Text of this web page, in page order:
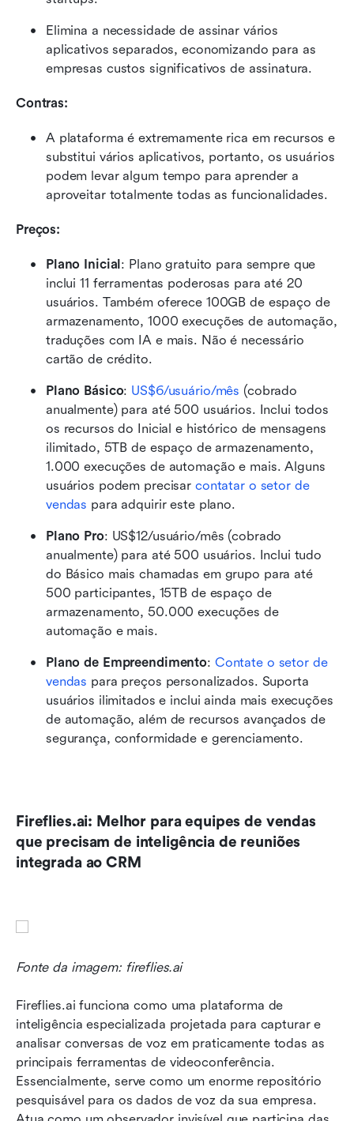
Elimina a necessidade de assinar vários
aplicativos separados, economizando para as
empresas custos significativos de assinatura.
Contras:
A plataforma é extremamente rica em recursos e
substitui vários aplicativos, portanto, os usuários
podem levar algum tempo para aprender a
aproveitar totalmente todas as funcionalidades.
Preços:
Plano Inicial: Plano gratuito para sempre que
inclui 11 ferramentas poderosas para até 20
usuários. Também oferece 100GB de espaço de
armazenamento, 1000 execuções de automação,
traduções com IA e mais. Não é necessário
cartão de crédito.
Plano Básico: US$6/usuário/mês (cobrado
anualmente) para até 500 usuários. Inclui todos
os recursos do Inicial e histórico de mensagens
ilimitado, 5TB de espaço de armazenamento,
1.000 execuções de automação e mais. Alguns
usuários podem precisar contatar o setor de
vendas para adquirir este plano.
Plano Pro: US$12/usuário/mês (cobrado
anualmente) para até 500 usuários. Inclui tudo
do Básico mais chamadas em grupo para até
500 participantes, 15TB de espaço de
armazenamento, 50.000 execuções de
automação e mais.
Plano de Empreendimento: Contate o setor de
vendas para preços personalizados. Suporta
usuários ilimitados e inclui ainda mais execuções
de automação, além de recursos avançados de
segurança, conformidade e gerenciamento.
Fireflies.ai: Melhor para equipes de vendas
que precisam de inteligência de reuniões
integrada ao CRM
Fonte da imagem: fireflies.ai
Fireflies.ai funciona como uma plataforma de
inteligência especializada projetada para capturar e
analisar conversas de voz em praticamente todas as
principais ferramentas de videoconferência.
Essencialmente, serve como um enorme repositório
pesquisável para os dados de voz da sua empresa.